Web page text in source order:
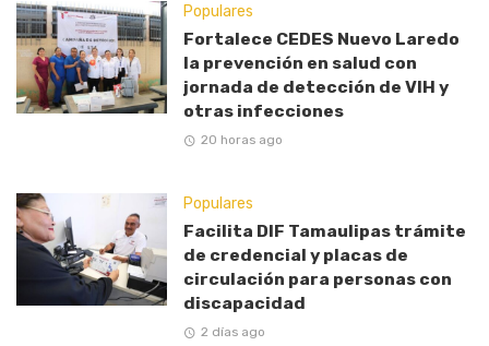
Populares
Fortalece CEDES Nuevo Laredo
la prevención en salud con
jornada de detección de VIH y
otras infecciones
20 horas ago
Populares
Facilita DIF Tamaulipas trámite
de credencial y placas de
circulación para personas con
discapacidad
2 días ago